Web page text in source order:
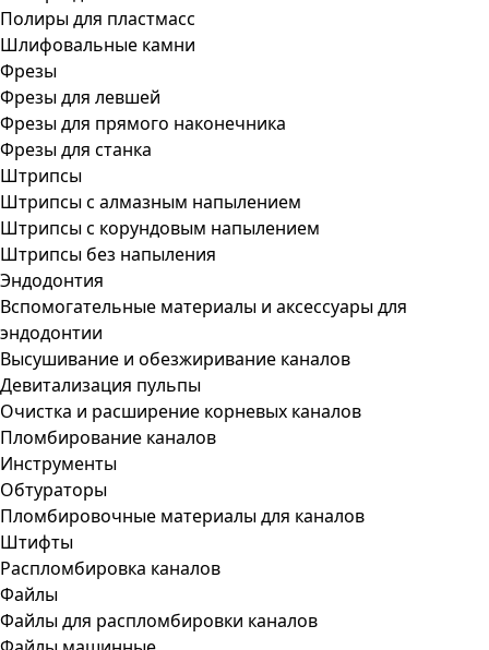
Полиры для пластмасс
Шлифовальные камни
Фрезы
Фрезы для левшей
Фрезы для прямого наконечника
Фрезы для станка
Штрипсы
Штрипсы c алмазным напылением
Штрипсы c корундовым напылением
Штрипсы без напыления
Эндодонтия
Вспомогательные материалы и аксессуары для
эндодонтии
Высушивание и обезжиривание каналов
Девитализация пульпы
Очистка и расширение корневых каналов
Пломбирование каналов
Инструменты
Обтураторы
Пломбировочные материалы для каналов
Штифты
Распломбировка каналов
Файлы
Файлы для распломбировки каналов